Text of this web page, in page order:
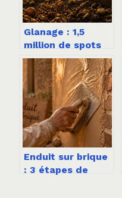
Glanage : 1,5
million de spots
gratuits et 3
règles d’or pour
récolter sans
risque
Enduit sur brique
: 3 étapes de